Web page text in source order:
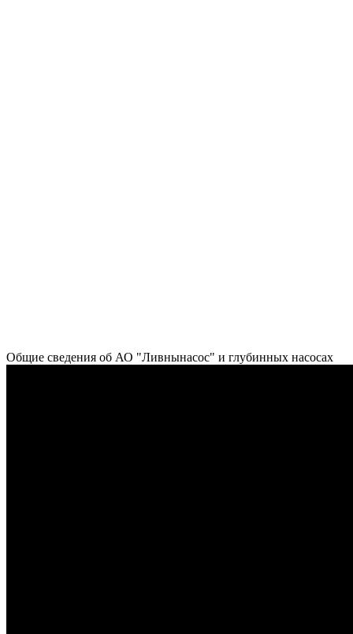
Общие сведения об АО "Ливнынасос" и глубинных насосах